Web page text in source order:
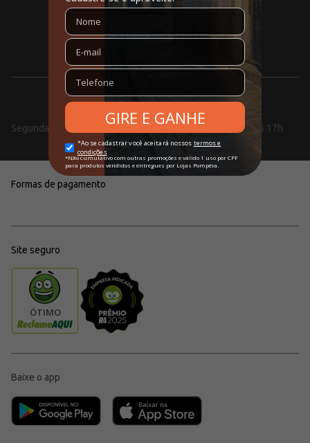
SIGA NOSSAS REDES SOCIAIS
0800 000 5353
Segunda a Sexta, das 08h às 18h e aos Sábados, das 10h às 17h
Formas de pagamento
Site seguro
Baixe o app